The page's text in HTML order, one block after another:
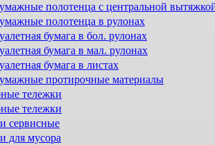
полотенца с центральной
полотенца в рулонах
бумага в бол. рулонах
бумага в мал. рулонах
бумага в листах
протирочные материалы
тележки
тележки
сервисные
для мусора